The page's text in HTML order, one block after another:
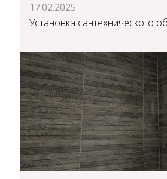
17.02.2025
Установка сантехнического